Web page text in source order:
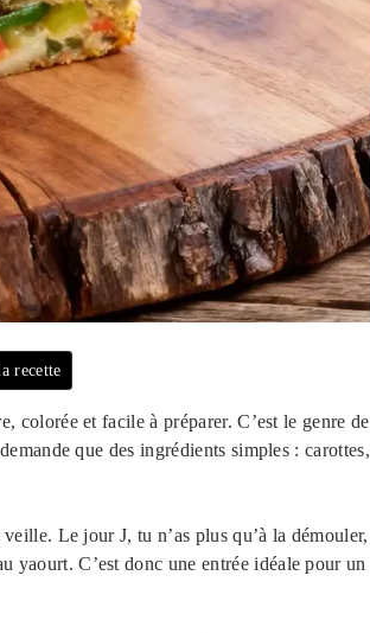
recette
colorée et facile à préparer. C’est le genre de
que des ingrédients simples : carottes,
Le jour J, tu n’as plus qu’à la démouler,
yaourt. C’est donc une entrée idéale pour un